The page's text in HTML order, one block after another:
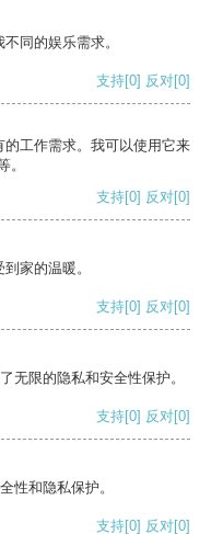
同的娱乐需求。
支持[0] 反对[0]
工作需求。我可以使用它来
。
支持[0] 反对[0]
家的温暖。
支持[0] 反对[0]
无限的隐私和安全性保护。
支持[0] 反对[0]
性和隐私保护。
支持[0] 反对[0]